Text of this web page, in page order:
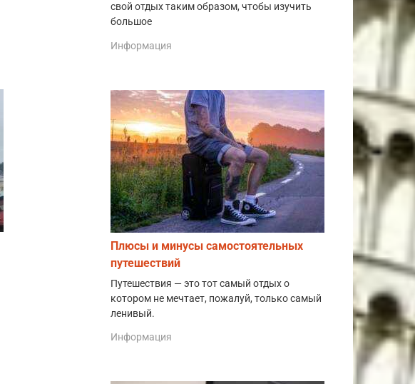
свой отдых таким образом, чтобы изучить
большое
Информация
Плюсы и минусы самостоятельных
путешествий
Путешествия — это тот самый отдых о
котором не мечтает, пожалуй, только самый
ленивый.
Информация